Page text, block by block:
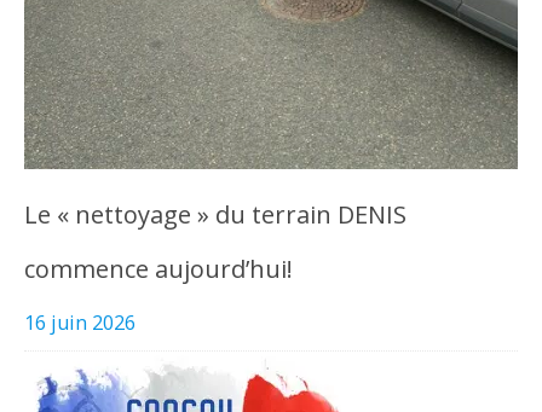
Le « nettoyage » du terrain DENIS
commence aujourd’hui!
16 juin 2026